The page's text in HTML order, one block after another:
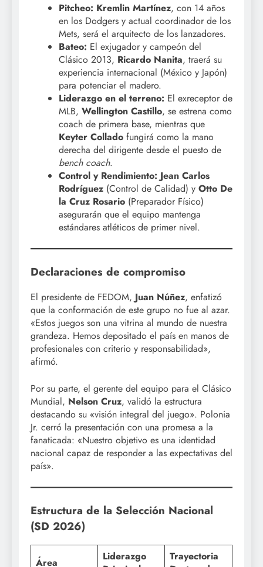
Pitcheo: Kremlin Martínez, con 14 años
en los Dodgers y actual coordinador de los
Mets, será el arquitecto de los lanzadores.
Bateo: El exjugador y campeón del
Clásico 2013, Ricardo Nanita, traerá su
experiencia internacional (México y Japón)
para potenciar el madero.
Liderazgo en el terreno: El exreceptor de
MLB, Wellington Castillo, se estrena como
coach de primera base, mientras que
Keyter Collado fungirá como la mano
derecha del dirigente desde el puesto de
bench coach.
Control y Rendimiento: Jean Carlos
Rodríguez (Control de Calidad) y Otto De
la Cruz Rosario (Preparador Físico)
asegurarán que el equipo mantenga
estándares atléticos de primer nivel.
Declaraciones de compromiso
El presidente de FEDOM, Juan Núñez, enfatizó
que la conformación de este grupo no fue al azar.
«Estos juegos son una vitrina al mundo de nuestra
grandeza. Hemos depositado el país en manos de
profesionales con criterio y responsabilidad»,
afirmó.
Por su parte, el gerente del equipo para el Clásico
Mundial, Nelson Cruz, validó la estructura
destacando su «visión integral del juego». Polonia
Jr. cerró la presentación con una promesa a la
fanaticada: «Nuestro objetivo es una identidad
nacional capaz de responder a las expectativas del
país».
Estructura de la Selección Nacional
(SD 2026)
Área
Liderazgo
Trayectoria